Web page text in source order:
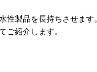
性製品を長持ちさせます。
ご紹介します。